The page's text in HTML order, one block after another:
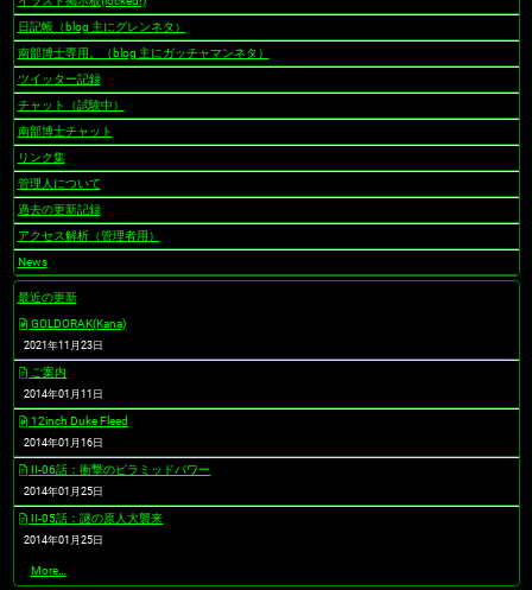
日記帳（blog 主にグレンネタ）
南部博士専用。（blog 主にガッチャマンネタ）
ツイッター記録
チャット（試験中）
南部博士チャット
リンク集
管理人について
過去の更新記録
アクセス解析（管理者用）
News
最近の更新
GOLDORAK(Kana)
2021年11月23日
ご案内
2014年01月11日
12inch Duke Fleed
2014年01月16日
II-06話：衝撃のピラミッドパワー
2014年01月25日
II-05話：謎の原人大襲来
2014年01月25日
最
More…